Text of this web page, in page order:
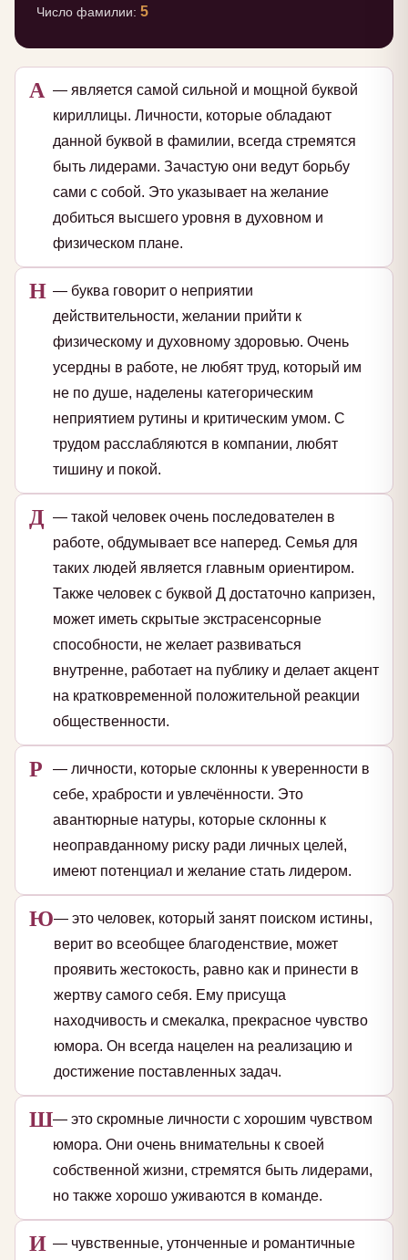
Число фамилии: 5
А — является самой сильной и мощной буквой
кириллицы. Личности, которые обладают
данной буквой в фамилии, всегда стремятся
быть лидерами. Зачастую они ведут борьбу
сами с собой. Это указывает на желание
добиться высшего уровня в духовном и
физическом плане.
Н — буква говорит о неприятии
действительности, желании прийти к
физическому и духовному здоровью. Очень
усердны в работе, не любят труд, который им
не по душе, наделены категорическим
неприятием рутины и критическим умом. С
трудом расслабляются в компании, любят
тишину и покой.
Д — такой человек очень последователен в
работе, обдумывает все наперед. Семья для
таких людей является главным ориентиром.
Также человек с буквой Д достаточно капризен,
может иметь скрытые экстрасенсорные
способности, не желает развиваться
внутренне, работает на публику и делает акцент
на кратковременной положительной реакции
общественности.
Р
— личности, которые склонны к уверенности в
себе, храбрости и увлечённости. Это
авантюрные натуры, которые склонны к
неоправданному риску ради личных целей,
имеют потенциал и желание стать лидером.
Ю— это человек, который занят поиском истины,
верит во всеобщее благоденствие, может
проявить жестокость, равно как и принести в
жертву самого себя. Ему присуща
находчивость и смекалка, прекрасное чувство
юмора. Он всегда нацелен на реализацию и
достижение поставленных задач.
Ш— это скромные личности с хорошим чувством
юмора. Они очень внимательны к своей
собственной жизни, стремятся быть лидерами,
но также хорошо уживаются в команде.
И — чувственные, утонченные и романтичные